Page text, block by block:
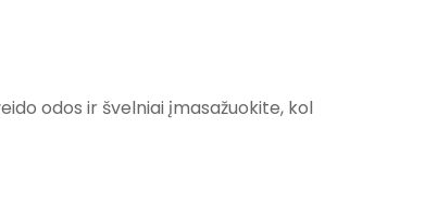
odos ir švelniai įmasažuokite, kol